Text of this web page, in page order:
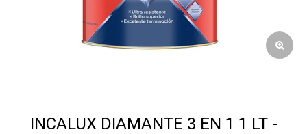
INCALUX DIAMANTE 3 EN 1 1 LT -